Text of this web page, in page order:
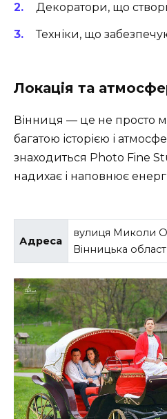
Декоратори, що
Техніки, що
Локація та
Вінниця — це не просто
багатою історією і
знаходиться Photo Fine
надихає і наповнює
Адреса
вулиця Миколи
Вінницька